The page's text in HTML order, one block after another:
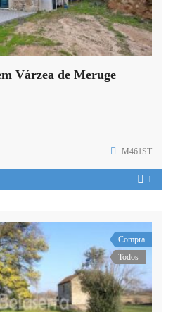
Várzea de Meruge
M461ST
1
Compra
Todos